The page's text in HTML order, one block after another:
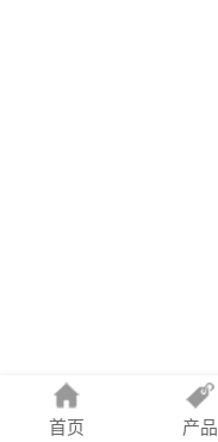
首页 产品